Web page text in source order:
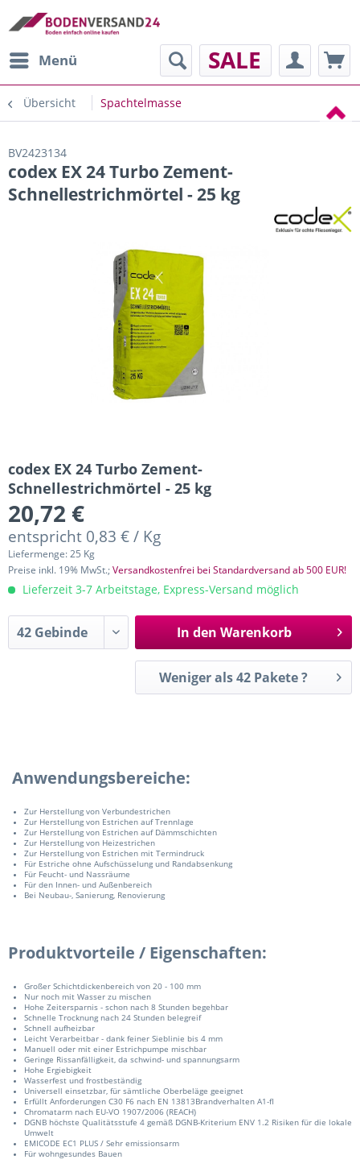
Menü SALE
Übersicht Spachtelmasse
BV2423134
codex EX 24 Turbo Zement-
Schnellestrichmörtel - 25 kg
codex EX 24 Turbo Zement-
Schnellestrichmörtel - 25 kg
20,72 €
entspricht 0,83 € / Kg
Liefermenge: 25 Kg
Preise inkl. 19% MwSt.;Versandkostenfrei bei Standardversand ab 500 EUR!
Lieferzeit 3-7 Arbeitstage, Express-Versand möglich
In den Warenkorb
Weniger als 42 Pakete ?
Anwendungsbereiche:
Zur Herstellung von Verbundestrichen
Zur Herstellung von Estrichen auf Trennlage
Zur Herstellung von Estrichen auf Dämmschichten
Zur Herstellung von Heizestrichen
Zur Herstellung von Estrichen mit Termindruck
Für Estriche ohne Aufschüsselung und Randabsenkung
Für Feucht- und Nassräume
Für den Innen- und Außenbereich
Bei Neubau-, Sanierung, Renovierung
Produktvorteile / Eigenschaften:
Großer Schichtdickenbereich von 20 - 100 mm
Nur noch mit Wasser zu mischen
Hohe Zeitersparnis - schon nach 8 Stunden begehbar
Schnelle Trocknung nach 24 Stunden belegreif
Schnell aufheizbar
Leicht Verarbeitbar - dank feiner Sieblinie bis 4 mm
Manuell oder mit einer Estrichpumpe mischbar
Geringe Rissanfälligkeit, da schwind- und spannungsarm
Hohe Ergiebigkeit
Wasserfest und frostbeständig
Universell einsetzbar, für sämtliche Oberbeläge geeignet
Erfüllt Anforderungen C30 F6 nach EN 13813Brandverhalten A1-fl
Chromatarm nach EU-VO 1907/2006 (REACH)
DGNB höchste Qualitätsstufe 4 gemäß DGNB-Kriterium ENV 1.2 Risiken für die lokale
Umwelt
EMICODE EC1 PLUS / Sehr emissionsarm
Für wohngesundes Bauen